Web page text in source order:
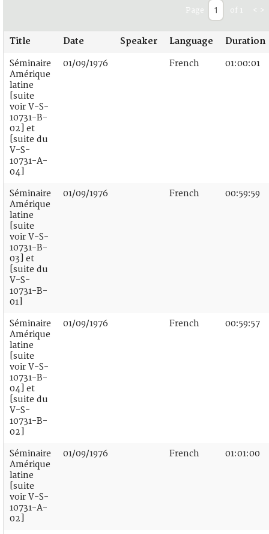
Page of 1 < >
Title Date Speaker Language Duration
Séminaire
Amérique
latine
[suite
voir V-S-
10731-B-
02] et
[suite du
V-S-
10731-A-
04]
01/09/1976 French 01:00:01
Séminaire
Amérique
latine
[suite
voir V-S-
10731-B-
03] et
[suite du
V-S-
10731-B-
01]
01/09/1976 French 00:59:59
Séminaire
Amérique
latine
[suite
voir V-S-
10731-B-
04] et
[suite du
V-S-
10731-B-
02]
01/09/1976 French 00:59:57
Séminaire
Amérique
latine
[suite
voir V-S-
10731-A-
02]
01/09/1976 French 01:01:00